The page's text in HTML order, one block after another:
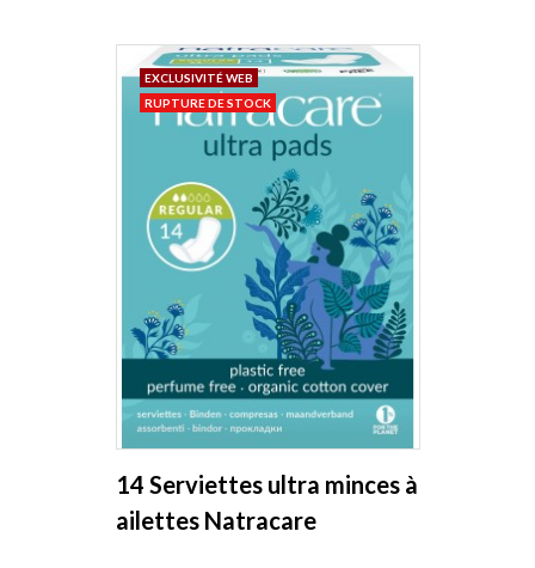
14 Serviettes ultra minces à
ailettes Natracare
EXCLUSIVITÉ WEB
RUPTURE DE STOCK